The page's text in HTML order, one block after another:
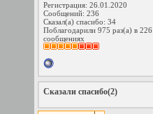
Регистрация: 26.01.2020
Сообщений: 236
Сказал(а) спасибо: 34
Поблагодарили 975 раз(а) в 226
сообщениях
Сказали спасибо(2)